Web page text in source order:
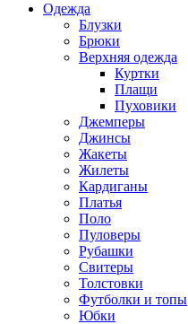
Одежда
Блузки
Брюки
Верхняя одежда
Куртки
Плащи
Пуховики
Джемперы
Джинсы
Жакеты
Жилеты
Кардиганы
Платья
Поло
Пуловеры
Рубашки
Свитеры
Толстовки
Футболки и топы
Юбки